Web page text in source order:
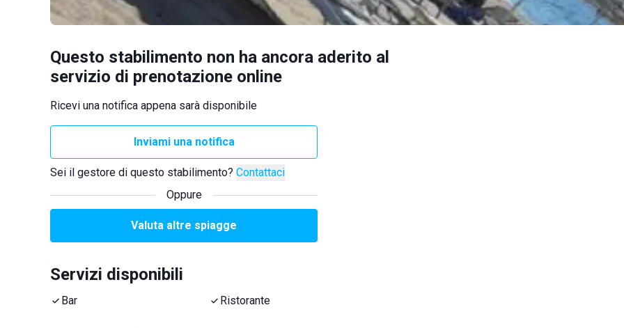
Questo stabilimento non ha ancora aderito al
servizio di prenotazione online
Ricevi una notifica appena sarà disponibile
Inviami una notifica
Sei il gestore di questo stabilimento? Contattaci
Oppure
Valuta altre spiagge
Servizi disponibili
Bar Ristorante